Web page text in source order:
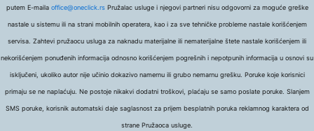
putem E-maila office@oneclick.rsPružalac usluge i njegovi partneri nisu odgovorni za moguće greške
nastale u sistemu ili na strani mobilnih operatera, kao i za sve tehničke probleme nastale korišćenjem
servisa. Zahtevi pružaocu usluga za naknadu materijalne ili nematerijalne štete nastale korišćenjem ili
nekorišćenjem ponuđenih informacija odnosno korišćenjem pogrešnih i nepotpunih informacija u osnovi su
isključeni, ukoliko autor nije učinio dokazivo namernu ili grubo nemarnu grešku. Poruke koje korisnici
primaju se ne naplaćuju. Ne postoje nikakvi dodatni troškovi, plaćaju se samo poslate poruke. Slanjem
SMS poruke, korisnik automatski daje saglasnost za prijem besplatnih poruka reklamnog karaktera od
strane Pružaoca usluge.